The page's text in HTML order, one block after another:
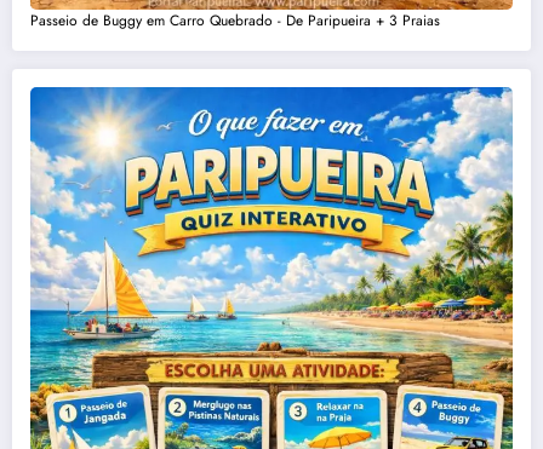
Passeio de Buggy em Carro Quebrado - De Paripueira + 3 Praias